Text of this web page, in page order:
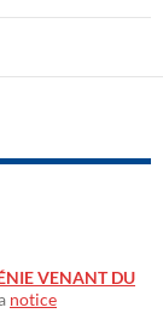
VENANT DU
notice